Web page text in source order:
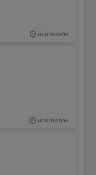
Bobrowniki
Bobrowniki